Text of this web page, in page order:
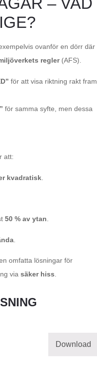
ovanför en dörr där
regler(AFS).
för att visa riktning rakt fram
för samma syfte, men dessa
att:
kvadratisk
50 % av ytan.
omfatta lösningar för
via säker hiss
Download